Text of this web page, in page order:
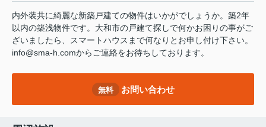
内外装共に綺麗な新築戸建ての物件はいかがでしょうか。築2年
以内の築浅物件です。大和市の戸建て探しで何かお困りの事がご
ざいましたら、スマートハウスまで何なりとお申し付け下さい。
info@sma-h.comからご連絡をお待ちしております。
無料 お問い合わせ